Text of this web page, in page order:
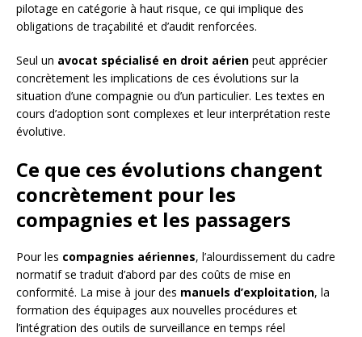
pilotage en catégorie à haut risque, ce qui implique des
obligations de traçabilité et d’audit renforcées.
Seul un avocat spécialisé en droit aérien peut apprécier
concrètement les implications de ces évolutions sur la
situation d’une compagnie ou d’un particulier. Les textes en
cours d’adoption sont complexes et leur interprétation reste
évolutive.
Ce que ces évolutions changent
concrètement pour les
compagnies et les passagers
Pour les compagnies aériennes, l’alourdissement du cadre
normatif se traduit d’abord par des coûts de mise en
conformité. La mise à jour des manuels d’exploitation, la
formation des équipages aux nouvelles procédures et
l’intégration des outils de surveillance en temps réel